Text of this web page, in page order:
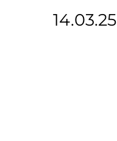
14.03.25